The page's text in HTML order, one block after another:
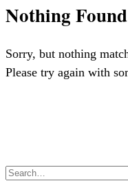
Nothing Found
Sorry, but nothing
Please try again with